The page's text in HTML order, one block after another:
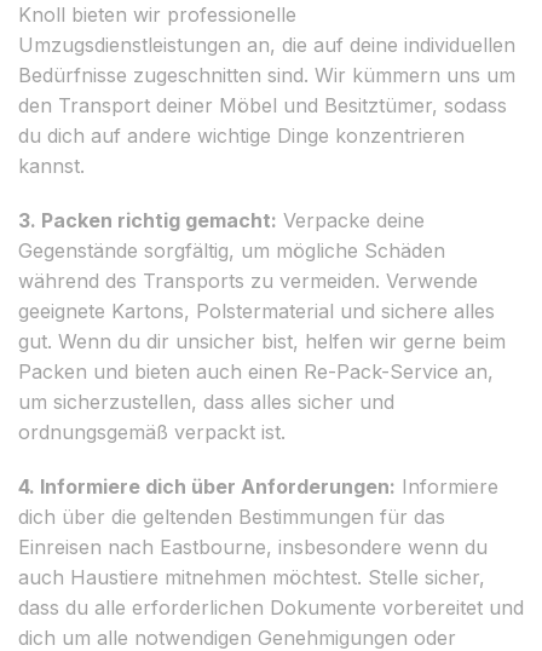
Knoll bieten wir professionelle
Umzugsdienstleistungen an, die auf deine individuellen
Bedürfnisse zugeschnitten sind. Wir kümmern uns um
den Transport deiner Möbel und Besitztümer, sodass
du dich auf andere wichtige Dinge konzentrieren
kannst.
3. Packen richtig gemacht: Verpacke deine
Gegenstände sorgfältig, um mögliche Schäden
während des Transports zu vermeiden. Verwende
geeignete Kartons, Polstermaterial und sichere alles
gut. Wenn du dir unsicher bist, helfen wir gerne beim
Packen und bieten auch einen Re-Pack-Service an,
um sicherzustellen, dass alles sicher und
ordnungsgemäß verpackt ist.
4. Informiere dich über Anforderungen: Informiere
dich über die geltenden Bestimmungen für das
Einreisen nach Eastbourne, insbesondere wenn du
auch Haustiere mitnehmen möchtest. Stelle sicher,
dass du alle erforderlichen Dokumente vorbereitet und
dich um alle notwendigen Genehmigungen oder